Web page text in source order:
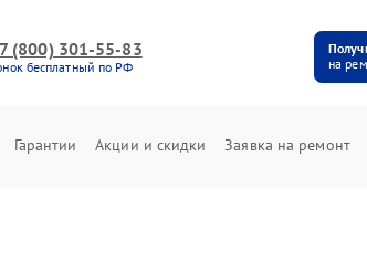
(800) 301-55-83
бесплатный по РФ
на
Гарантии Акции и скидки Заявка на ремонт